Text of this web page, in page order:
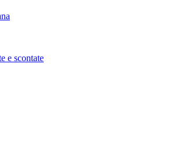
e scontate